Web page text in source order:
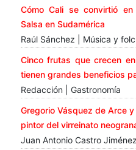
Cómo Cali se convirtió
Salsa en Sudamérica
Raúl Sánchez | Música y
Cinco frutas que crecen
tienen grandes beneficios
Redacción | Gastronomía
Gregorio Vásquez de Arce
pintor del virreinato
Juan Antonio Castro